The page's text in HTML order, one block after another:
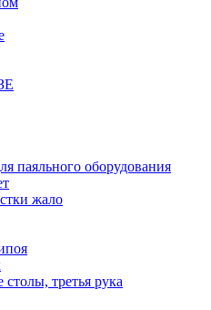
паяльного оборудования
жало
третья рука